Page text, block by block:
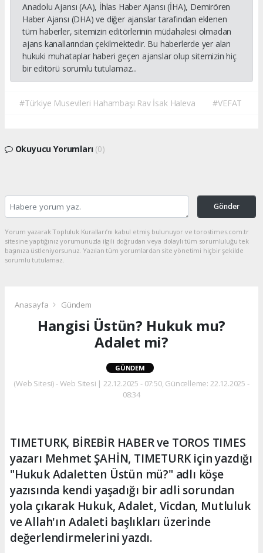
Anadolu Ajansı (AA), İhlas Haber Ajansı (İHA), Demirören
Haber Ajansı (DHA) ve diğer ajanslar tarafından eklenen
tüm haberler, sitemizin editörlerinin müdahalesi olmadan
ajans kanallarından çekilmektedir. Bu haberlerde yer alan
hukuki muhataplar haberi geçen ajanslar olup sitemizin hiç
bir editörü sorumlu tutulamaz...
#Türkiye Musevileri Hahambaşı Rav İsak Haleva #VEFAT
Okuyucu Yorumları (0)
Gönder
Yorum yazarak Topluluk Kuralları’nı kabul etmiş bulunuyor ve torostimes.com.tr
sitesine yaptığınız yorumunuzla ilgili doğrudan veya dolaylı tüm sorumluluğu tek
başınıza üstleniyorsunuz. Yazılan tüm yorumlardan site yönetimi hiçbir şekilde
sorumlu tutulamaz.
Anasayfa Gündem
Hangisi Üstün? Hukuk mu?
Adalet mi?
GÜNDEM
(Web Sitesi) - Web Sitesi | 22.12.2025 - 07:50, Güncelleme: 22.12.2025 -
08:34
TIMETURK, BİREBİR HABER ve TOROS TIMES
yazarı Mehmet ŞAHİN, TIMETURK için yazdığı
"Hukuk Adaletten Üstün mü?" adlı köşe
yazısında kendi yaşadığı bir adli sorundan
yola çıkarak Hukuk, Adalet, Vicdan, Mutluluk
ve Allah'ın Adaleti başlıkları üzerinde
değerlendirmelerini yazdı.